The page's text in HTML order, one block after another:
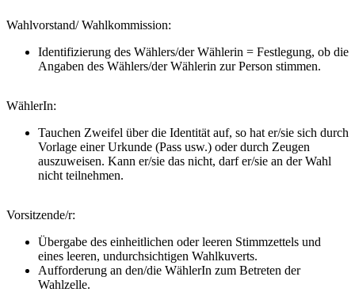
Wahlvorstand/ Wahlkommission:
Identifizierung des Wählers/der Wählerin = Festlegung, ob die
Angaben des Wählers/der Wählerin zur Person stimmen.
WählerIn:
Tauchen Zweifel über die Identität auf, so hat er/sie sich durch
Vorlage einer Urkunde (Pass usw.) oder durch Zeugen
auszuweisen. Kann er/sie das nicht, darf er/sie an der Wahl
nicht teilnehmen.
Vorsitzende/r:
Übergabe des einheitlichen oder leeren Stimmzettels und
eines leeren, undurchsichtigen Wahlkuverts.
Aufforderung an den/die WählerIn zum Betreten der
Wahlzelle.